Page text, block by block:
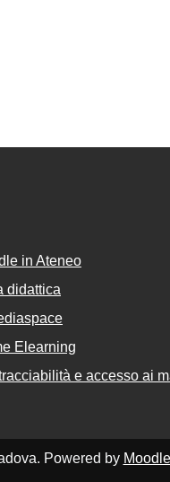
in Ateneo
didattica
Elearning
e accesso ai
Powered by Moodle